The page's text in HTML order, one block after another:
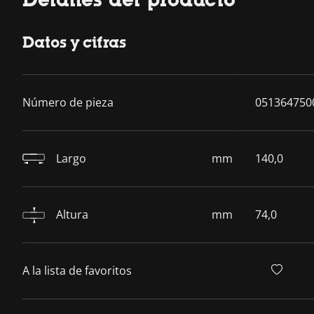
Datos y cifras
Número de pieza
Largo mm 140,0
Altura mm 74,0
A la lista de favoritos